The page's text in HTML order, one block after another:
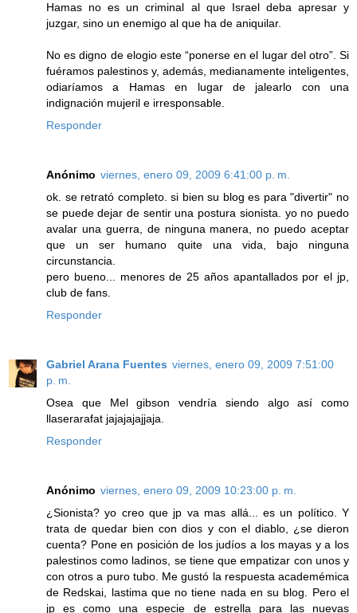
Hamas no es un criminal al que Israel deba apresar y
juzgar, sino un enemigo al que ha de aniquilar.
No es digno de elogio este “ponerse en el lugar del otro”. Si
fuéramos palestinos y, además, medianamente inteligentes,
odiaríamos a Hamas en lugar de jalearlo con una
indignación mujeril e irresponsable.
Responder
Anónimo viernes, enero 09, 2009 6:41:00 p. m.
ok. se retrató completo. si bien su blog es para "divertir" no
se puede dejar de sentir una postura sionista. yo no puedo
avalar una guerra, de ninguna manera, no puedo aceptar
que un ser humano quite una vida, bajo ninguna
circunstancia.
pero bueno... menores de 25 años apantallados por el jp,
club de fans.
Responder
Gabriel Arana Fuentes viernes, enero 09, 2009 7:51:00
p. m.
Osea que Mel gibson vendría siendo algo así como
llaserarafat jajajajajjaja.
Responder
Anónimo viernes, enero 09, 2009 10:23:00 p. m.
¿Sionista? yo creo que jp va mas allá... es un político. Y
trata de quedar bien con dios y con el diablo, ¿se dieron
cuenta? Pone en posición de los judíos a los mayas y a los
palestinos como ladinos, se tiene que empatizar con unos y
con otros a puro tubo. Me gustó la respuesta academémica
de Redskai, lastima que no tiene nada en su blog. Pero el
jp es como una especie de estrella para las nuevas